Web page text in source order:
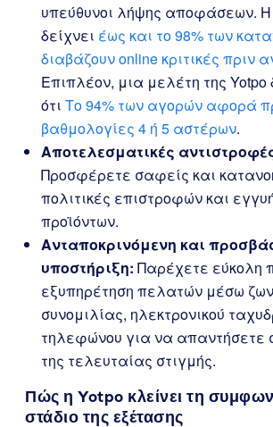
υπεύθυνοι λήψης αποφάσεων.
δείχνει έως και το 98% των
διαβάζουν online κριτικές πριν
Επιπλέον, μια μελέτη της Yotpo
ότι Το 94% των αγορών αφορά
βαθμολογίες 4 ή 5 αστέρων.
Αποτελεσματικές
Προσφέρετε σαφείς και
πολιτικές επιστροφών και
προϊόντων.
Ανταποκρινόμενη και
υποστήριξη: Παρέχετε εύκολη
εξυπηρέτηση πελατών μέσω
συνομιλίας, ηλεκτρονικού
τηλεφώνου για να απαντήσετε
της τελευταίας στιγμής.
Πώς η Yotpo κλείνει τη
στάδιο της εξέτασης